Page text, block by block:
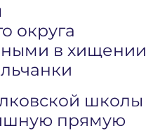
округа
в хищении
школы
прямую